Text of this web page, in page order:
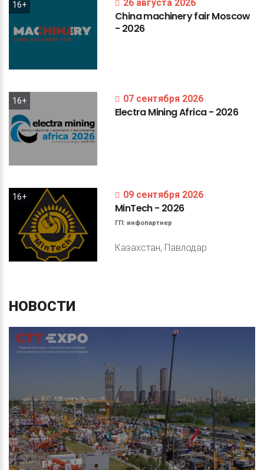
16+ 26 августа 2026
ChinamachineryfairMoscow
- 2026
16+ 07 сентября 2026
ElectraMiningAfrica- 2026
16+ 09 сентября 2026
MinTech- 2026
ГП: инфопартнер
Казахстан, Павлодар
НОВОСТИ